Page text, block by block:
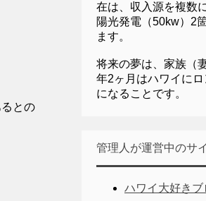
との
在は、収入源を複数
陽光発電（50kw）2
ます。
将来の夢は、家族（
年2ヶ月はハワイに
になることです。
管理人が運営中のサ
ハワイ大好きブ